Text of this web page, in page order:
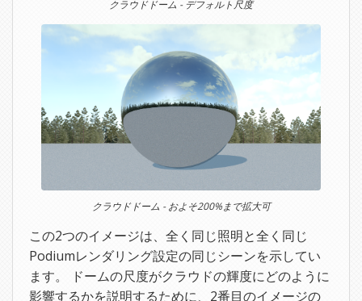
クラウドドーム - デフォルト尺度
クラウドドーム - およそ200%まで拡大可
この2つのイメージは、全く同じ照明と全く同じ
Podiumレンダリング設定の同じシーンを示してい
ます。 ドームの尺度がクラウドの輝度にどのように
影響するかを説明するために、2番目のイメージの